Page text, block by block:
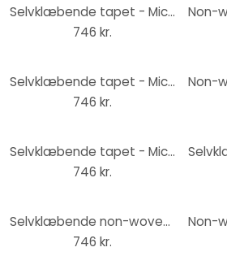
Selvklæbende tapet - Mickey Kiekeboe - 125 x 125 cm
746 kr.
Selvklæbende tapet - Mickey Head - 125 x 125 cm
746 kr.
Selvklæbende tapet - Mickey Adventure - 125 x 125 cm
746 kr.
Selvklæbende non-woven tapet - Minnie Loop Art - 125 x 125 cm
746 kr.